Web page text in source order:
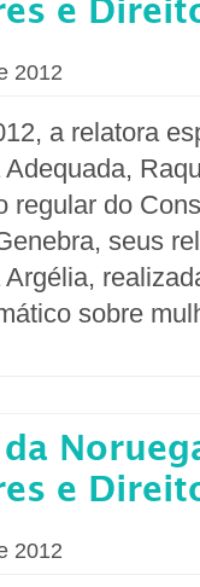
e
2012
a relatora
regular do
seus
sobre
e
2012